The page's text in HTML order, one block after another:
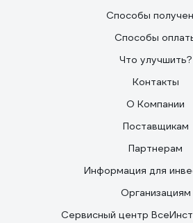
Способы
Способы
Что улучшить?
Контакты
О Компании
Поставщикам
Партнерам
Информация для
Организациям
Сервисный центр